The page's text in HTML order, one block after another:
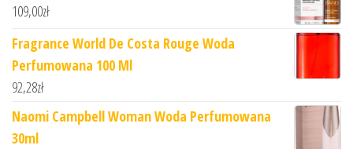
109,00zł
Fragrance World De Costa Rouge Woda
Perfumowana 100 Ml
92,28zł
Naomi Campbell Woman Woda Perfumowana
30ml